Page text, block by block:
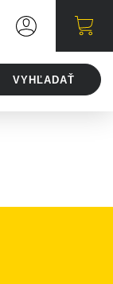
VYHĽADAŤ